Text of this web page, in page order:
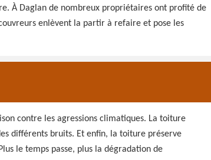
À Daglan de nombreux propriétaires ont profité de
enlèvent la partir à refaire et pose les
contre les agressions climatiques. La toiture
différents bruits. Et enfin, la toiture préserve
le temps passe, plus la dégradation de